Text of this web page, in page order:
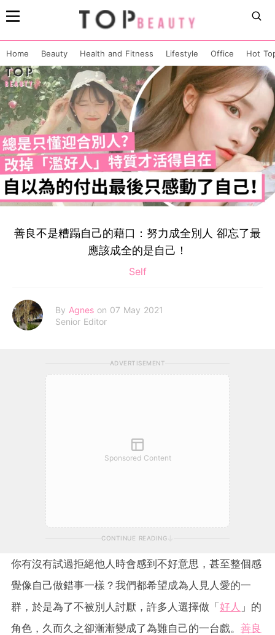
Home Beauty Health and Fitness Lifestyle Office Hot
善良不是糟蹋自己的藉口：努力成全別人 卻忘了最
應該成全的是自己！
Self
By Agnes on 07 May 2021
Senior Editor
ADVERTISEMENT
Sponsored Content
CONTINUE READING
你有沒有試過拒絕他人時會感到不好意思，甚至整個感
覺像自己做錯事一樣？我們都希望成為人見人愛的一
群，於是為了不被別人討厭，許多人選擇做「好人 」的
角色，久而久之卻漸漸變成了為難自己的一台戲。 善良